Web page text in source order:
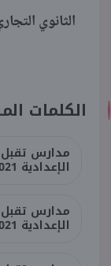
الثانوي
الكلمات
الإعدادية 2021
الإعدادية 2021 بمحافظة قنا